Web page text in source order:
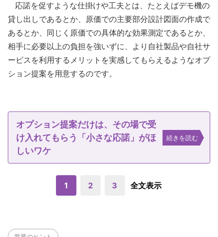
応諾を促すような仕掛けや工夫とは、たとえばデモ機の
貸し出しであるとか、原価での主要部分設計図面の作成で
あるとか、同じく原価での具体的な効果測定であるとか、
相手に必要以上の負担を強いずに、より自社製品や自社サ
ービスを利用するメリットを実感してもらえるようなオプ
ション提案を用意するのです。
オプション提案だけは、その場で受
け入れてもらう「小さな応諾」がほ
しいワケ
続きを読む
1 2 3 全文表示